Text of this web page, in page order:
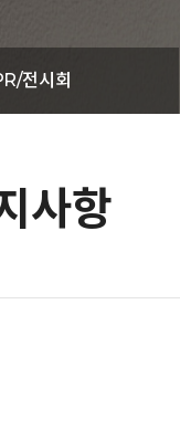
전시회
사항